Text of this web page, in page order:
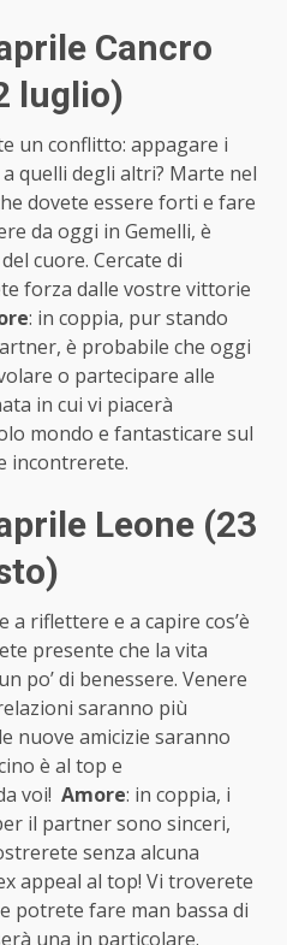
Cancro
luglio)
un conflitto: appagare i
quelli degli altri? Marte nel
dovete essere forti e fare
da oggi in Gemelli, è
cuore. Cercate di
forza dalle vostre vittorie
: in coppia, pur stando
è probabile che oggi
o partecipare alle
in cui vi piacerà
mondo e fantasticare sul
incontrerete.
Leone (23
a riflettere e a capire cos’è
presente che la vita
po’ di benessere. Venere
saranno più
nuove amicizie saranno
è al top e
voi! Amore: in coppia, i
il partner sono sinceri,
senza alcuna
appeal al top! Vi troverete
potrete fare man bassa di
una in particolare.